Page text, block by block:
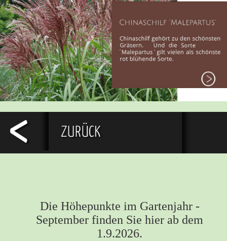
Die Höhepunkte im Gartenjahr -
September finden Sie hier ab dem
1.9.2026.